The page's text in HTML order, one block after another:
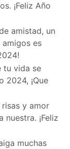
¡Feliz Año
amistad, un
es
tu vida se
2024, ¡Que
risas y amor
¡Feliz
muchas